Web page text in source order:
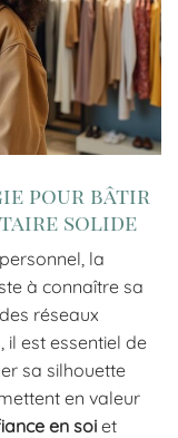
pour bâtir
solide
personnel, la
à connaître sa
réseaux
il est essentiel de
sa silhouette
en valeur
en soiet